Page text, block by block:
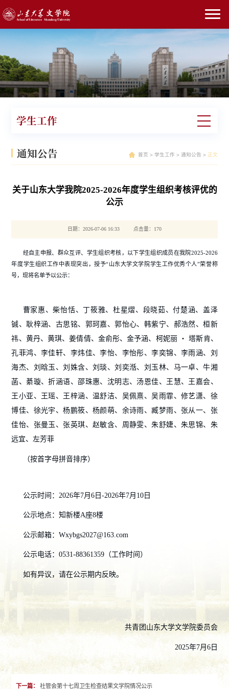
学生工作
通知公告 首页 > 学生工作 > 通知公告 > 正文
关于山东大学我院2025-2026年度学生组织考核评优的
公示
日期：2026-07-06 16:33 点击量： 170
经自主申报、群众互评、学生组织考核，以下学生组织成员在我院2025-2026
年度学生组织工作中表现突出，授予“山东大学文学院学生工作优秀个人”荣誉称
号，现将名单予以公示：
曹家惠、柴怡恬、丁筱雅、杜星熠、段晓茹、付楚涵、盖泽
铖、耿梓涵、古思铭、郭珂嘉、郭怡心、韩紫宁、郝浩然、桓新
祎、黄丹、黄琪、姜倩倩、金俞彤、金予涵、柯妮丽
・
塔斯肯、
孔菲鸿、李佳轩、李炜佳、李怡、李怡彤、李奕锦、李雨涵、刘
海杰、刘晗玉、刘姝含、刘琰、刘奕湉、刘玉林、马一卓、牛湘
菡、綦璇、折涵语、邵珠惠、沈明志、汤恩佳、王慧、王嘉会、
王小亚、王瑶、王梓涵、温舒洁、吴佩熹、吴雨霏、修艺潇、徐
博佳、徐光宇、杨鹏筱、杨颜萌、余诗雨、臧梦雨、张从一、张
佳怡、张曼玉、张英琪、赵敏含、周静雯、朱舒婕、朱思锦、朱
远宜、左芳菲
（按首字母拼音排序）
公示时间：2026年7月6日-2026年7月10日
公示地点：知新楼A座8楼
公示邮箱：Wxybgs2027@163.com
公示电话：0531-88361359（工作时间）
如有异议，请在公示期内反映。
共青团山东大学文学院委员会
2025年7月6日
下一篇： 社管会第十七周卫生检查结果文学院情况公示